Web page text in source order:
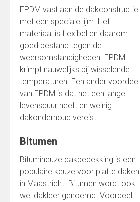
EPDM vast aan de dakconstructie
met een speciale lijm. Het
materiaal is flexibel en daarom
goed bestand tegen de
weersomstandigheden. EPDM
krimpt nauwelijks bij wisselende
temperaturen. Een ander voordeel
van EPDM is dat het een lange
levensduur heeft en weinig
dakonderhoud vereist.
Bitumen
Bitumineuze dakbedekking is een
populaire keuze voor platte daken
in Maastricht. Bitumen wordt ook
wel dakleer genoemd. Voordeel